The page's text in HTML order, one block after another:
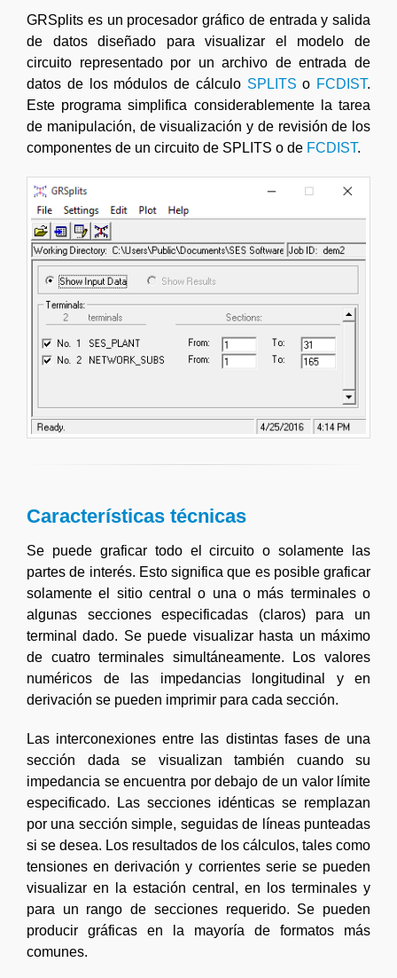
GRSplits es un procesador gráfico de entrada y salida
de datos diseñado para visualizar el modelo de
circuito representado por un archivo de entrada de
datos de los módulos de cálculo SPLITS o FCDIST.
Este programa simplifica considerablemente la tarea
de manipulación, de visualización y de revisión de los
componentes de un circuito de SPLITS o de FCDIST.
Características técnicas
Se puede graficar todo el circuito o solamente las
partes de interés. Esto significa que es posible graficar
solamente el sitio central o una o más terminales o
algunas secciones especificadas (claros) para un
terminal dado. Se puede visualizar hasta un máximo
de cuatro terminales simultáneamente. Los valores
numéricos de las impedancias longitudinal y en
derivación se pueden imprimir para cada sección.
Las interconexiones entre las distintas fases de una
sección dada se visualizan también cuando su
impedancia se encuentra por debajo de un valor límite
especificado. Las secciones idénticas se remplazan
por una sección simple, seguidas de líneas punteadas
si se desea. Los resultados de los cálculos, tales como
tensiones en derivación y corrientes serie se pueden
visualizar en la estación central, en los terminales y
para un rango de secciones requerido. Se pueden
producir gráficas en la mayoría de formatos más
comunes.